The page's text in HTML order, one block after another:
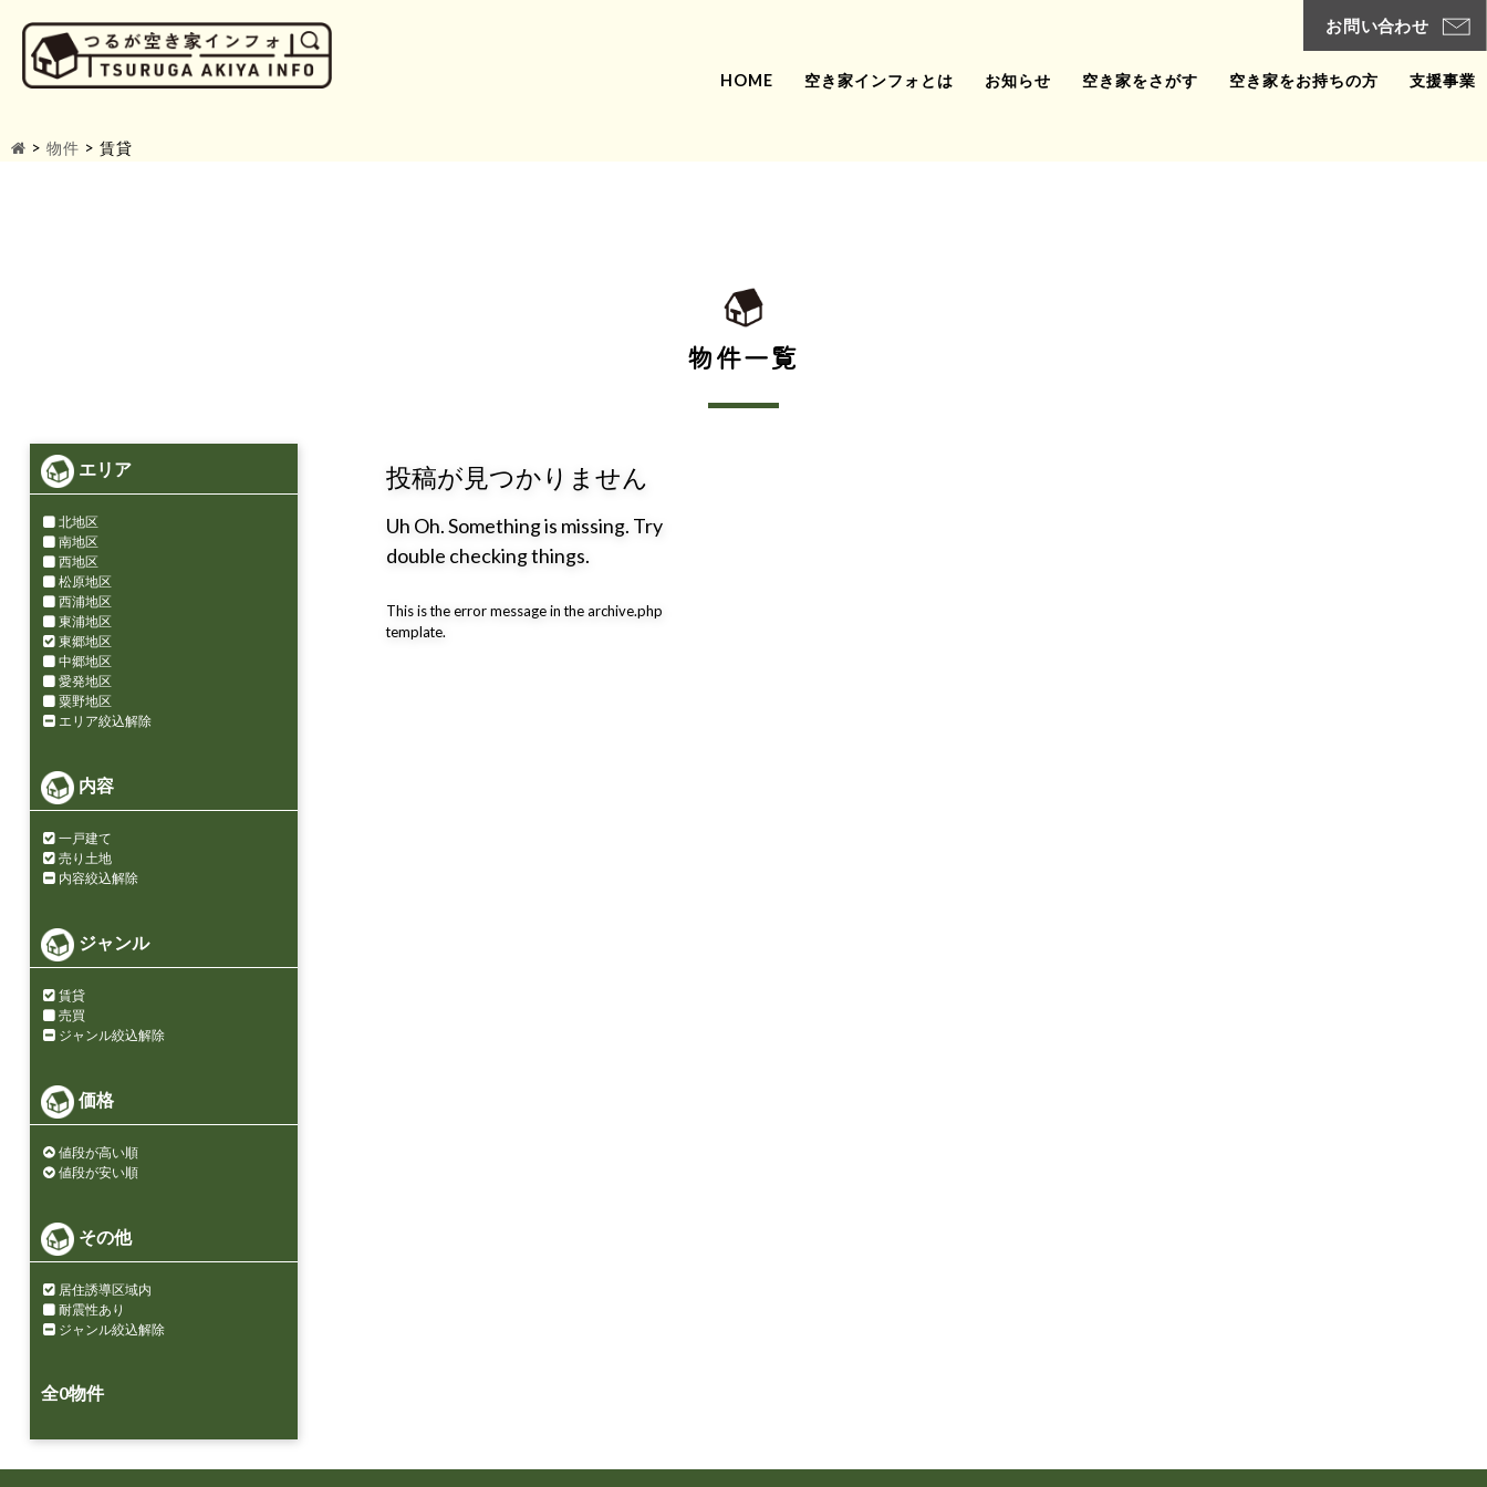
HOME 空き家インフォとは お知らせ 空き家をさがす 空き家をお持ちの方 支援事業
> 物件 > 賃貸
物件一覧
エリア
北地区
南地区
西地区
松原地区
西浦地区
東浦地区
東郷地区
中郷地区
愛発地区
粟野地区
エリア絞込解除
内容
一戸建て
売り土地
内容絞込解除
ジャンル
賃貸
売買
ジャンル絞込解除
価格
値段が高い順
値段が安い順
その他
居住誘導区域内
耐震性あり
ジャンル絞込解除
全0物件
投稿が見つかりません
Uh Oh. Something is missing. Try
double checking things.
This is the error message in the archive.php
template.